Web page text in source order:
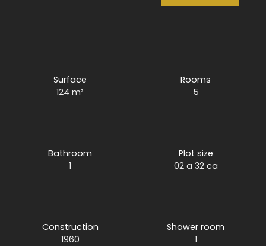
Surface
124m²
Rooms
5
Bathroom
1
Plot size
02 a 32 ca
Construction
1960
Shower room
1